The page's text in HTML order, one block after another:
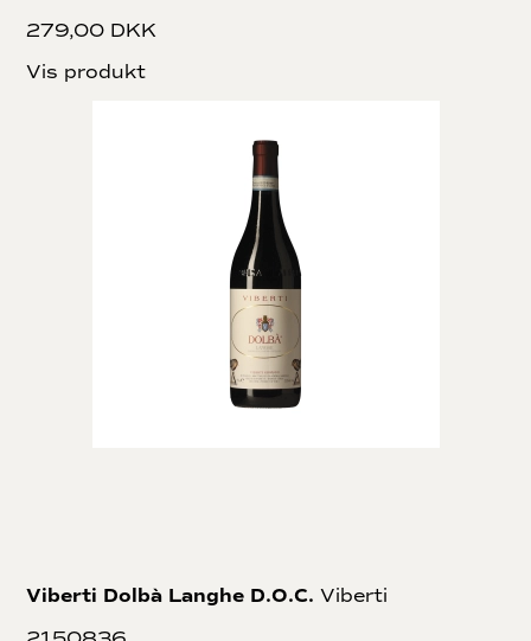
279,00 DKK
Vis produkt
Viberti Dolbà Langhe D.O.C. Viberti